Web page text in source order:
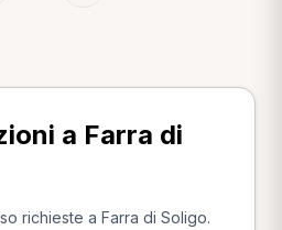
a Farra di
richieste a Farra di Soligo.